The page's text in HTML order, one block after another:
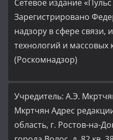
Сетевое издание
Зарегистрировано
надзору в сфере
технологий и
(Роскомнадзор)
Учредитель: А.Э.
Мкртчян Адрес
область, г. Ростов-на-